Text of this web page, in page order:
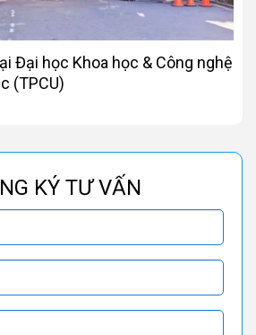
Đại học Khoa học & Công nghệ
(TPCU)
KÝ TƯ VẤN